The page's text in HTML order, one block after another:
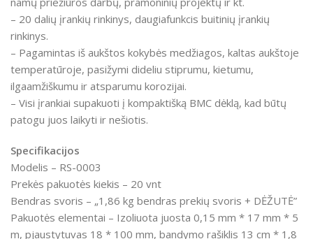
– 20 dalių įrankių rinkinys, daugiafunkcis buitinių įrankių
rinkinys.
– Pagamintas iš aukštos kokybės medžiagos, kaltas aukštoje
temperatūroje, pasižymi dideliu stiprumu, kietumu,
ilgaamžiškumu ir atsparumu korozijai.
– Visi įrankiai supakuoti į kompaktišką BMC dėklą, kad būtų
patogu juos laikyti ir nešiotis.
Specifikacijos
Modelis – RS-0003
Prekės pakuotės kiekis – 20 vnt
Bendras svoris – „1,86 kg bendras prekių svoris + DĖŽUTĖ”
Pakuotės elementai – Izoliuota juosta 0,15 mm * 17 mm * 5
m, pjaustytuvas 18 * 100 mm, bandymo rašiklis 13 cm * 1,8